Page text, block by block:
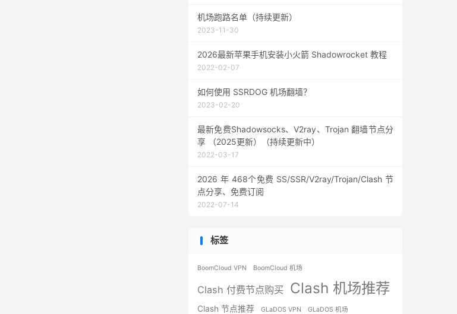
机场跑路名单（持续更新）
2023-11-30
2026最新苹果手机安装小火箭 Shadowrocket 教程
2022-02-07
如何使用 SSRDOG 机场翻墙？
2023-02-20
最新免费Shadowsocks、V2ray、Trojan 翻墙节点分
享 （2025更新）（持续更新中）
2022-03-17
2026 年 468个免费 SS/SSR/V2ray/Trojan/Clash 节
点分享、免费订阅
2022-07-14
标签
BoomCloud VPN BoomCloud 机场
Clash 付费节点购买 Clash 机场推荐
Clash 节点推荐 GLaDOS VPN GLaDOS 机场